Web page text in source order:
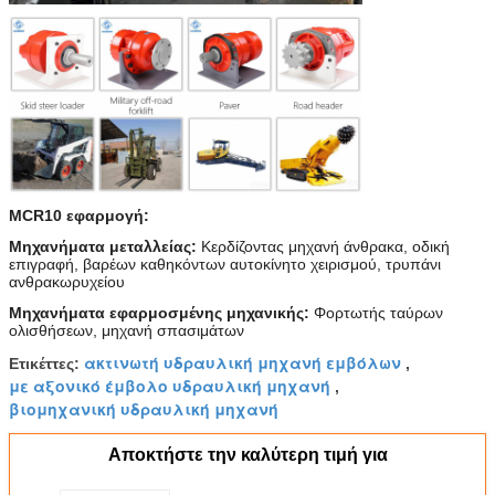
MCR10 εφαρμογή:
Μηχανήματα μεταλλείας: Κερδίζοντας μηχανή άνθρακα, οδική
επιγραφή, βαρέων καθηκόντων αυτοκίνητο χειρισμού, τρυπάνι
ανθρακωρυχείου
Μηχανήματα εφαρμοσμένης μηχανικής: Φορτωτής ταύρων
ολισθήσεων, μηχανή σπασιμάτων
Ετικέττες: ακτινωτή υδραυλική μηχανή εμβόλων ,
με αξονικό έμβολο υδραυλική μηχανή ,
βιομηχανική υδραυλική μηχανή
Αποκτήστε την καλύτερη τιμή για